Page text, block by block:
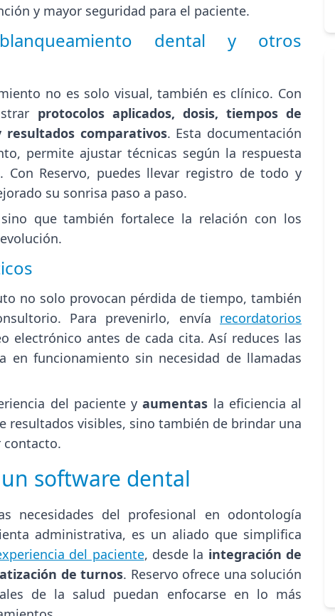
y mayor seguridad para el paciente.
dental y otros
no es solo visual, también es clínico. Con
protocolos aplicados, dosis, tiempos de
comparativos. Esta documentación
permite ajustar técnicas según la respuesta
Con Reservo, puedes llevar registro de todo y
su sonrisa paso a paso.
que también fortalece la relación con los
no solo provocan pérdida de tiempo, también
Para prevenirlo, envía recordatorios
electrónico antes de cada cita. Así reduces las
en funcionamiento sin necesidad de llamadas
del paciente yaumentas la eficiencia al
resultados visibles, sino también de brindar una
contacto.
software dental
necesidades del profesional en odontología
administrativa, es un aliado que simplifica
del paciente, desde la integración de
de turnos. Reservo ofrece una solución
de la salud puedan enfocarse en lo más